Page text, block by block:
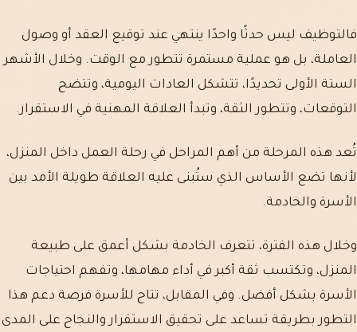
فالتوظيف ليس حدثًا واحدًا ينتهي عند توقيع العقد أو وصول
العاملة، بل هو عملية مستمرة تتطور مع الوقت. وخلال الأشهر
الستة الأولى تحديدًا، تتشكل العادات اليومية، وتتضح
التوقعات، وتتطور الثقة، وتبدأ العلاقة المهنية في الاستقرار.
تُعد هذه المرحلة من أهم المراحل في رحلة العمل داخل المنزل،
لأنها تضع الأساس الذي ستُبنى عليه العلاقة طويلة الأمد بين
الأسرة والخادمة.
وخلال هذه الفترة، تتعرف الخادمة بشكل أعمق على طبيعة
المنزل، وتكتسب ثقة أكبر في أداء مهامها، وتفهم احتياجات
الأسرة بشكل أفضل. وفي المقابل، تتاح للأسرة فرصة دعم هذا
التطور بطريقة تساعد على تحقيق الاستقرار والنجاح على المدى